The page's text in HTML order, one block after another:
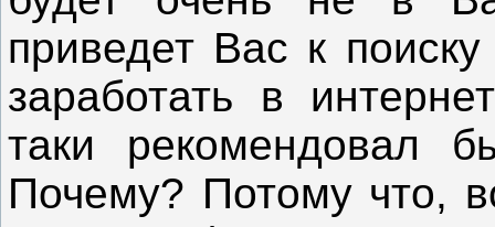
приведет Вас к
заработать в
таки рекомендовал
Почему? Потому что,